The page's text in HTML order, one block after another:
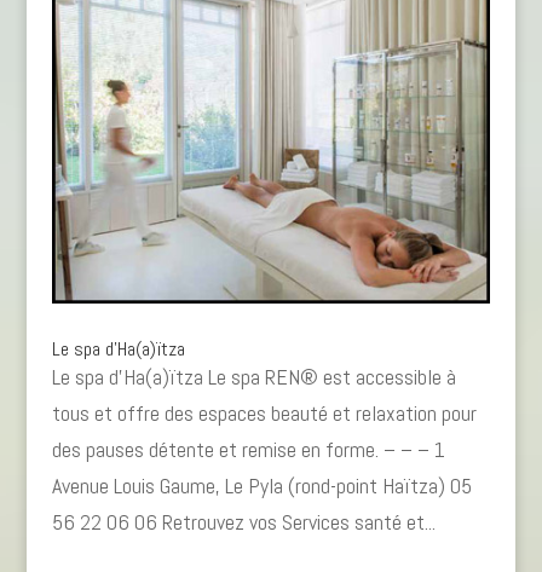
Le spa d’Ha(a)ïtza
Le spa d’Ha(a)ïtza Le spa REN® est accessible à
tous et offre des espaces beauté et relaxation pour
des pauses détente et remise en forme. – – – 1
Avenue Louis Gaume, Le Pyla (rond-point Haïtza) 05
56 22 06 06 Retrouvez vos Services santé et...